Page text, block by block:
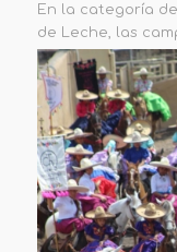
En la categoría
de Leche, las